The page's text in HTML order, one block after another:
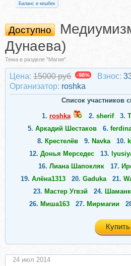
Баланс и кешбек
Доступно
Дунаева)
Тема в разделе "Магия"
Цена: 15000 руб -98% Взнос:
Организатор: roshka
Список участников
1. roshka 2. sherif 3.
5. Аркадий Шестаков 6.
8. Крестелёв 9. Navka 10.
12. Донья Мерседес 13.
16. Лиана Шапокляк 17.
19. Алёна1313 20. Gaduka 21.
23. Мастер Угвэй 24.
26. Миша163 27. Мирмагии
Купить
24 июл 2014